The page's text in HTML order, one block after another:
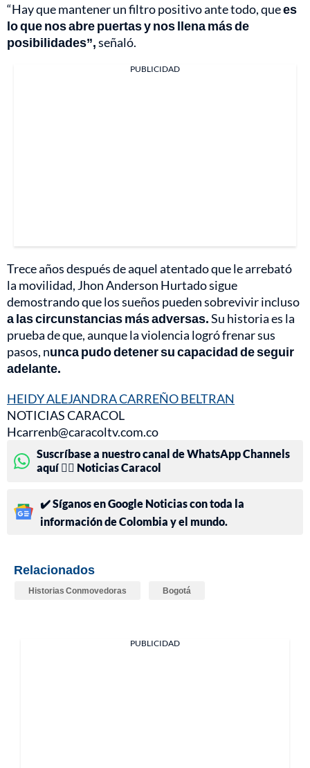
“Hay que mantener un filtro positivo ante todo, quees
lo que nos abre puertas y nos llena más de
posibilidades”,señaló.
PUBLICIDAD
Trece años después de aquel atentado que le arrebató
la movilidad, Jhon Anderson Hurtado sigue
demostrando que los sueños pueden sobrevivir incluso
a las circunstancias más adversas.Su historia es la
prueba de que, aunque la violencia logró frenar sus
pasos, nunca pudo detener su capacidad de seguir
adelante.
HEIDY ALEJANDRA CARREÑO BELTRAN
NOTICIAS CARACOL
Hcarrenb@caracoltv.com.co
Suscríbase a nuestro canal de WhatsApp Channels
aquí 👉🏻 Noticias Caracol
✔️ Síganos en Google Noticias con toda la
información de Colombia y el mundo.
Relacionados
Historias Conmovedoras Bogotá
PUBLICIDAD